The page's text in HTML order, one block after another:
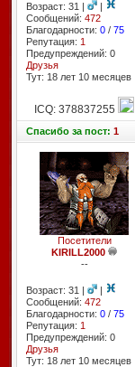
Возраст: 31 |
|
Сообщений: 472
Благодарности: 0/ 75
Репутация: 1
Предупреждений: 0
Друзья
Тут: 18 лет 10 месяцев
ICQ: 378837255
Спасибоза пост: 1
Посетители
KIRILL2000
--
Возраст: 31 |
|
Сообщений: 472
Благодарности: 0/ 75
Репутация: 1
Предупреждений: 0
Друзья
Тут: 18 лет 10 месяцев